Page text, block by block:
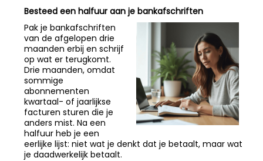
Besteed een halfuur aan je bankafschriften
Pak je bankafschriften
van de afgelopen drie
maanden erbij en schrijf
op wat er terugkomt.
Drie maanden, omdat
sommige
abonnementen
kwartaal- of jaarlijkse
facturen sturen die je
anders mist. Na een
halfuur heb je een
eerlijke lijst: niet wat je denkt dat je betaalt, maar wat
je daadwerkelijk betaalt.